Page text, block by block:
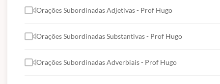
Orações Subordinadas Adjetivas - Prof Hugo
Orações Subordinadas Substantivas - Prof Hugo
Orações Subordinadas Adverbiais - Prof Hugo